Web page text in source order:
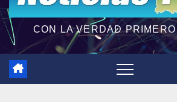
CON LA VERDAD